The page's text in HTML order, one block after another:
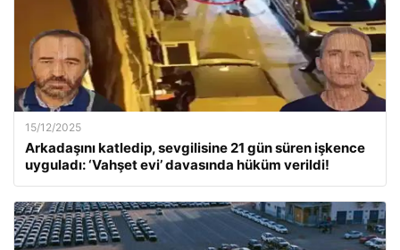
15/12/2025
Arkadaşını katledip, sevgilisine 21 gün süren işkence
uyguladı: ‘Vahşet evi’ davasında hüküm verildi!